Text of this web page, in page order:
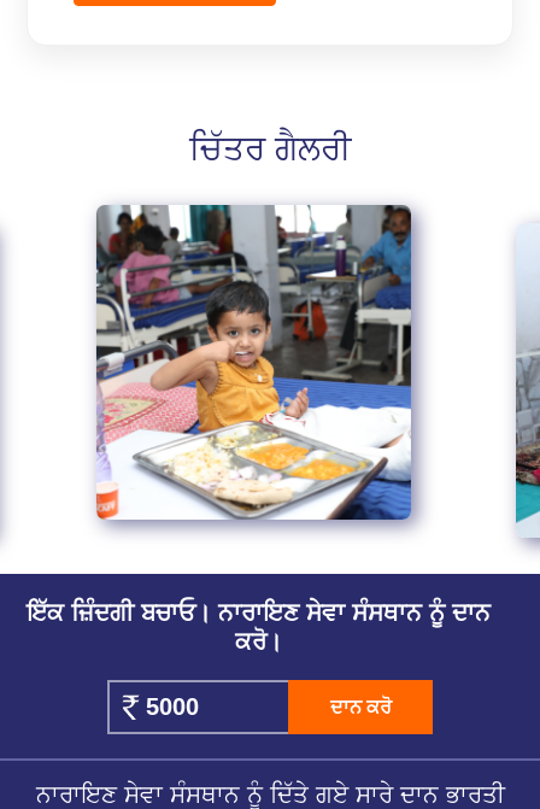
ਚਿੱਤਰ ਗੈਲਰੀ
ਇੱਕ ਜ਼ਿੰਦਗੀ ਬਚਾਓ। ਨਾਰਾਇਣ ਸੇਵਾ ਸੰਸਥਾਨ ਨੂੰ ਦਾਨ
ਕਰੋ।
ਦਾਨ ਕਰੋ
ਨਾਰਾਇਣ ਸੇਵਾ ਸੰਸਥਾਨ ਨੂੰ ਦਿੱਤੇ ਗਏ ਸਾਰੇ ਦਾਨ ਭਾਰਤੀ